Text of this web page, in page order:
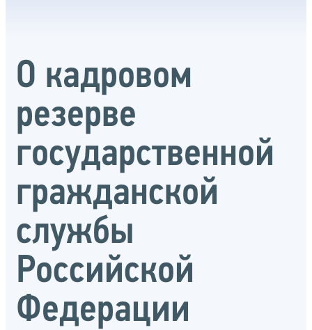
О кадровом
резерве
государственной
гражданской
службы
Российской
Федерации